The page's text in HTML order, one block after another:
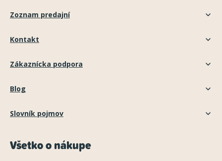
Zoznam predajní
Kontakt
Zákaznícka podpora
Blog
Slovník pojmov
Všetko o nákupe